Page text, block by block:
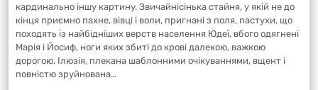
кардинально іншу картину. Звичайнісінька стайня, у якій не до
кінця приємно пахне, вівці і воли, пригнані з поля, пастухи, що
походять із найбідніших верств населення Юдеї, вбого одягнені
Марія і Йосиф, ноги яких збиті до крові далекою, важкою
дорогою. Ілюзія, плекана шаблонними очікуваннями, вщент і
повністю зруйнована…